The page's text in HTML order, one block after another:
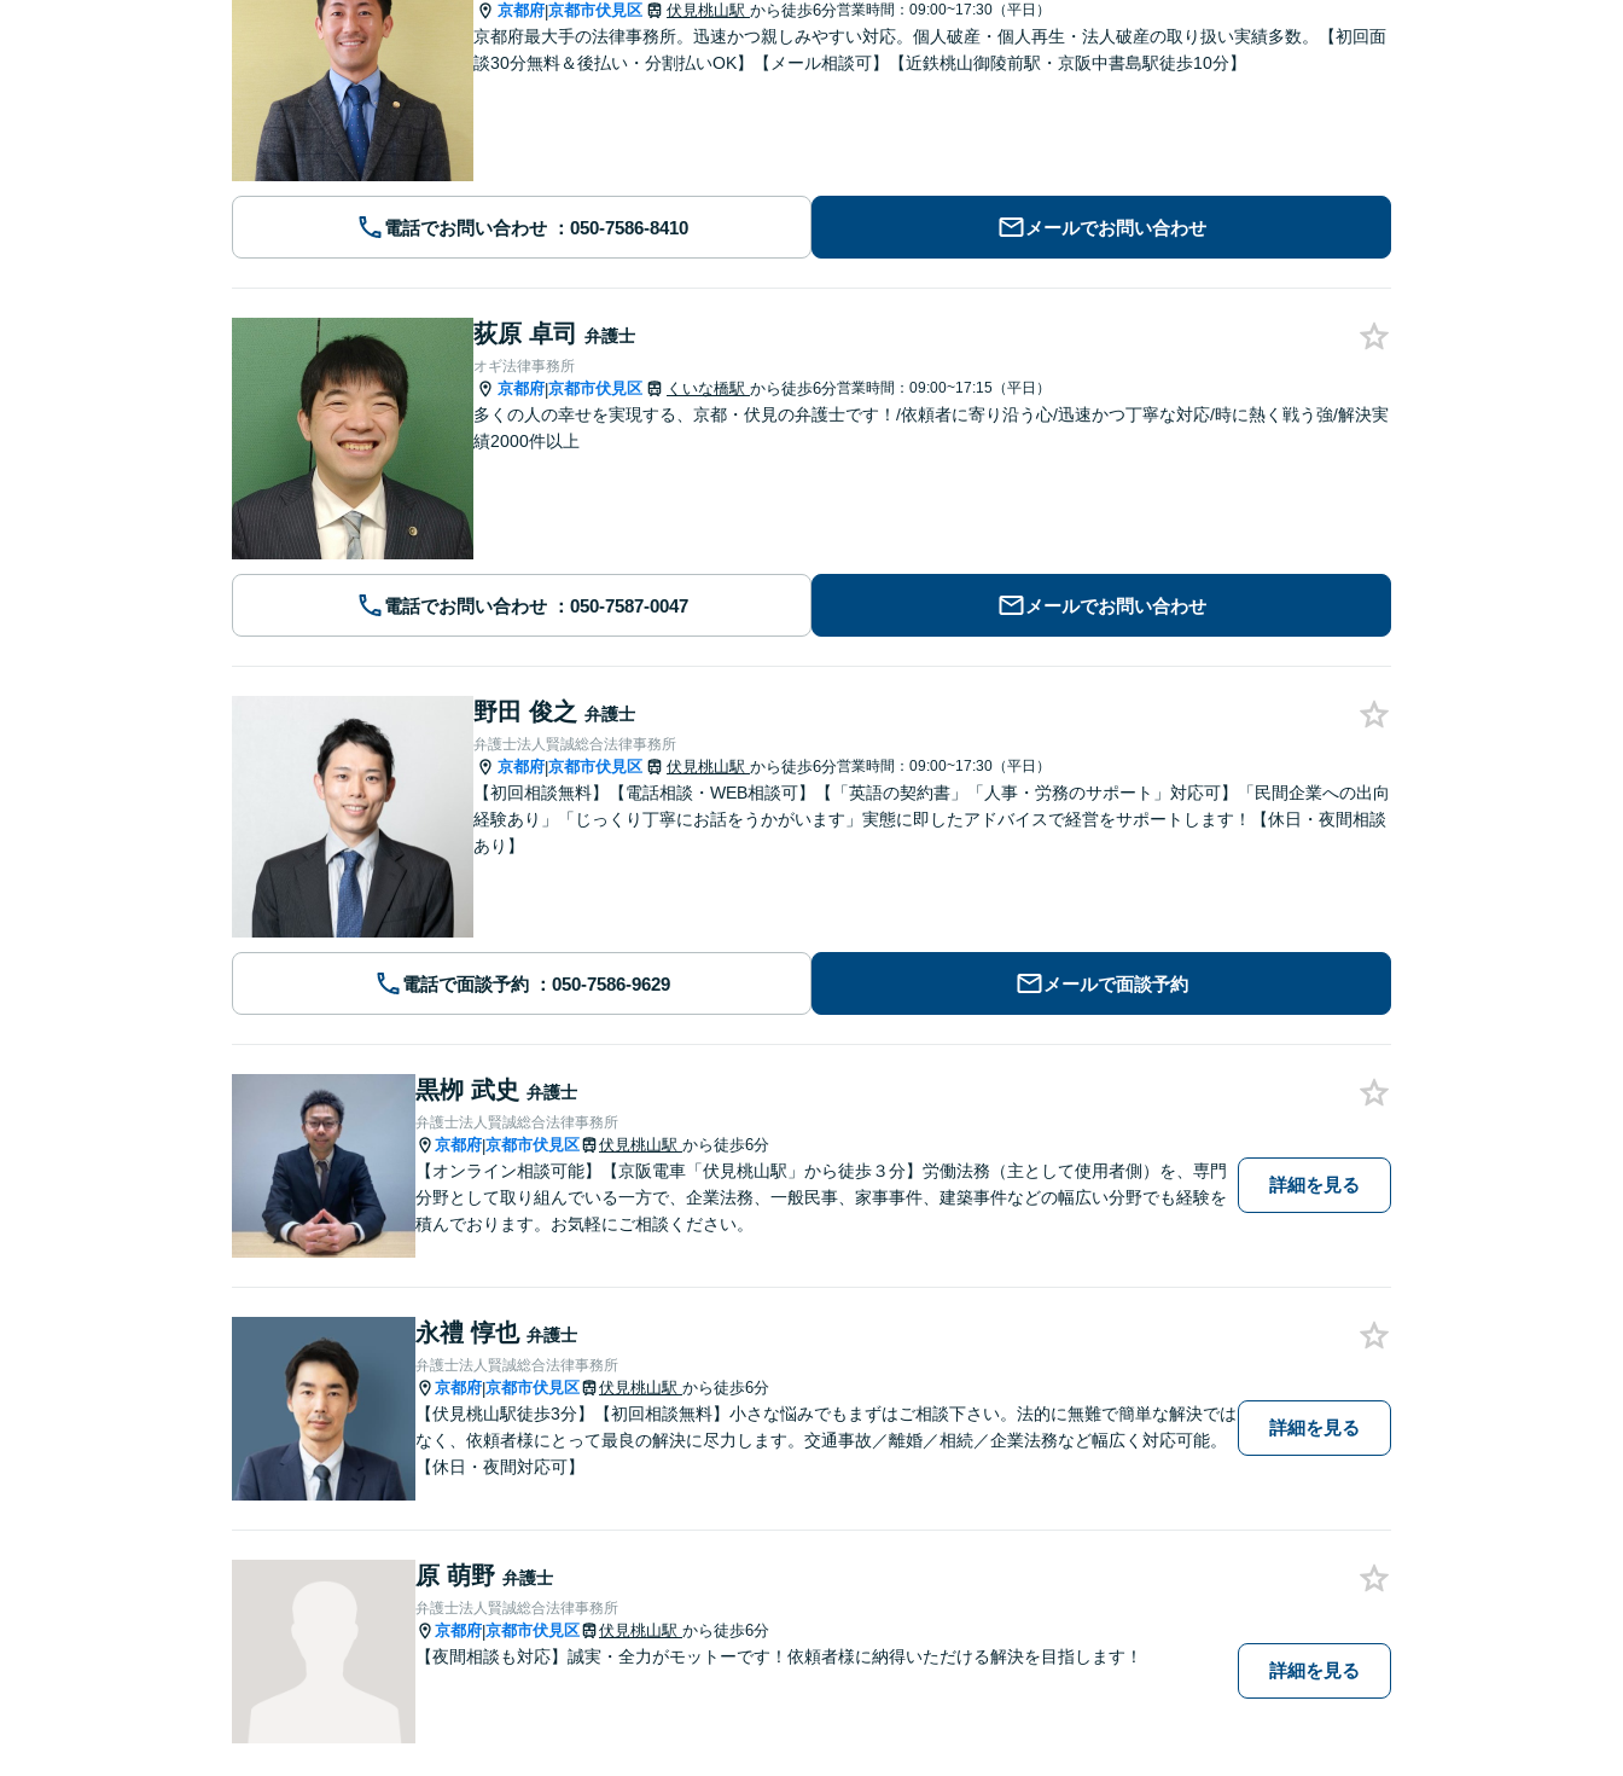
京都府|京都市伏見区 伏見桃山駅 から徒歩6分営業時間：09:00~17:30（平日）
京都府最大手の法律事務所。迅速かつ親しみやすい対応。個人破産・個人再生・法人破産の取り扱い実績多数。【初回面
談30分無料＆後払い・分割払いOK】【メール相談可】【近鉄桃山御陵前駅・京阪中書島駅徒歩10分】
電話でお問い合わせ メールでお問い合わせ
荻原 卓司 弁護士
オギ法律事務所
京都府|京都市伏見区 くいな橋駅 から徒歩6分営業時間：09:00~17:15（平日）
多くの人の幸せを実現する、京都・伏見の弁護士です！/依頼者に寄り沿う心/迅速かつ丁寧な対応/時に熱く戦う強/解決実
績2000件以上
電話でお問い合わせ メールでお問い合わせ
野田 俊之 弁護士
弁護士法人賢誠総合法律事務所
京都府|京都市伏見区 伏見桃山駅 から徒歩6分営業時間：09:00~17:30（平日）
【初回相談無料】【電話相談・WEB相談可】【「英語の契約書」「人事・労務のサポート」対応可】「民間企業への出向
経験あり」「じっくり丁寧にお話をうかがいます」実態に即したアドバイスで経営をサポートします！【休日・夜間相談
あり】
電話で面談予約 メールで面談予約
黒栁 武史 弁護士
弁護士法人賢誠総合法律事務所
京都府|京都市伏見区 伏見桃山駅 から徒歩6分
【オンライン相談可能】【京阪電車「伏見桃山駅」から徒歩３分】労働法務（主として使用者側）を、専門
分野として取り組んでいる一方で、企業法務、一般民事、家事事件、建築事件などの幅広い分野でも経験を
積んでおります。お気軽にご相談ください。
詳細を見る
永禮 惇也 弁護士
弁護士法人賢誠総合法律事務所
京都府|京都市伏見区 伏見桃山駅 から徒歩6分
【伏見桃山駅徒歩3分】【初回相談無料】小さな悩みでもまずはご相談下さい。法的に無難で簡単な解決では
なく、依頼者様にとって最良の解決に尽力します。交通事故／離婚／相続／企業法務など幅広く対応可能。
【休日・夜間対応可】
詳細を見る
原 萌野 弁護士
弁護士法人賢誠総合法律事務所
京都府|京都市伏見区 伏見桃山駅 から徒歩6分
【夜間相談も対応】誠実・全力がモットーです！依頼者様に納得いただける解決を目指します！
詳細を見る